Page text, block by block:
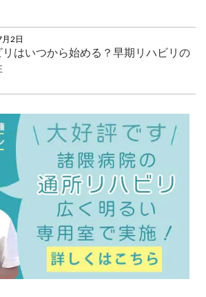
2日
リはいつから始める？早期リハビリの